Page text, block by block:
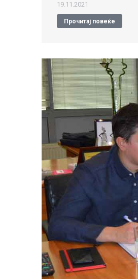
19.11.2021
Прочитај повеќе